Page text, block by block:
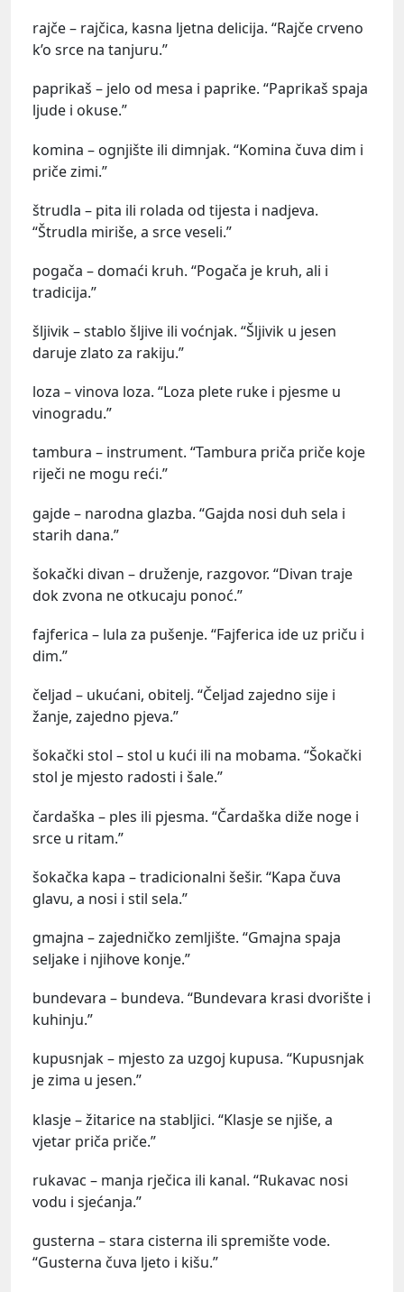
rajče – rajčica, kasna ljetna delicija. “Rajče crveno
k’o srce na tanjuru.”
paprikaš – jelo od mesa i paprike. “Paprikaš spaja
ljude i okuse.”
komina – ognjište ili dimnjak. “Komina čuva dim i
priče zimi.”
štrudla – pita ili rolada od tijesta i nadjeva.
“Štrudla miriše, a srce veseli.”
pogača – domaći kruh. “Pogača je kruh, ali i
tradicija.”
šljivik – stablo šljive ili voćnjak. “Šljivik u jesen
daruje zlato za rakiju.”
loza – vinova loza. “Loza plete ruke i pjesme u
vinogradu.”
tambura – instrument. “Tambura priča priče koje
riječi ne mogu reći.”
gajde – narodna glazba. “Gajda nosi duh sela i
starih dana.”
šokački divan – druženje, razgovor. “Divan traje
dok zvona ne otkucaju ponoć.”
fajferica – lula za pušenje. “Fajferica ide uz priču i
dim.”
čeljad – ukućani, obitelj. “Čeljad zajedno sije i
žanje, zajedno pjeva.”
šokački stol – stol u kući ili na mobama. “Šokački
stol je mjesto radosti i šale.”
čardaška – ples ili pjesma. “Čardaška diže noge i
srce u ritam.”
šokačka kapa – tradicionalni šešir. “Kapa čuva
glavu, a nosi i stil sela.”
gmajna – zajedničko zemljište. “Gmajna spaja
seljake i njihove konje.”
bundevara – bundeva. “Bundevara krasi dvorište i
kuhinju.”
kupusnjak – mjesto za uzgoj kupusa. “Kupusnjak
je zima u jesen.”
klasje – žitarice na stabljici. “Klasje se njiše, a
vjetar priča priče.”
rukavac – manja rječica ili kanal. “Rukavac nosi
vodu i sjećanja.”
gusterna – stara cisterna ili spremište vode.
“Gusterna čuva ljeto i kišu.”